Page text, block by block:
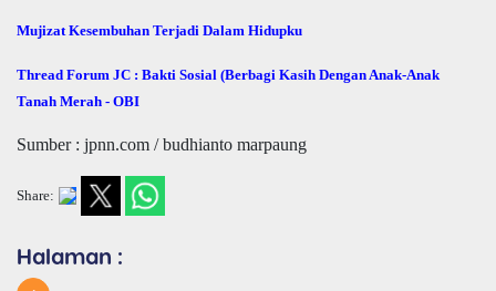
Mujizat Kesembuhan Terjadi Dalam Hidupku
Thread Forum JC : Bakti Sosial (Berbagi Kasih Dengan Anak-Anak
Tanah Merah - OBI
Sumber : jpnn.com / budhianto marpaung
Share:
Halaman :